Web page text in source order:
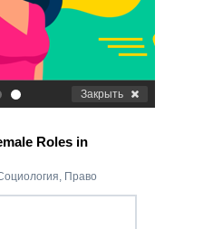
. Закрыть
Roles in
, Право